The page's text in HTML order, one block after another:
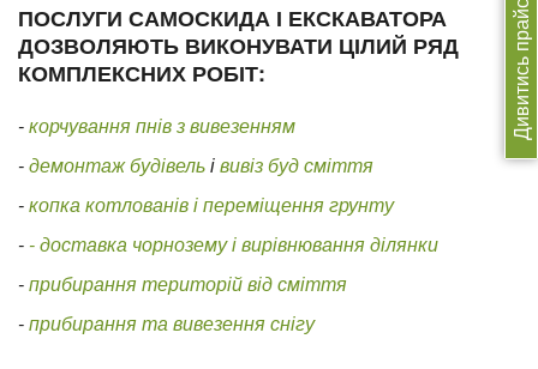
Дивитись прайс
ПОСЛУГИ САМОСКИДА І ЕКСКАВАТОРА
ДОЗВОЛЯЮТЬ ВИКОНУВАТИ ЦІЛИЙ РЯД
КОМПЛЕКСНИХ РОБІТ:
-корчування пнів з вивезенням
-демонтаж будівельівивіз буд сміття
-копка котлованів і переміщення грунту
-- доставка чорнозему і вирівнювання ділянки
-прибирання територій від сміття
-прибирання та вивезення снігу